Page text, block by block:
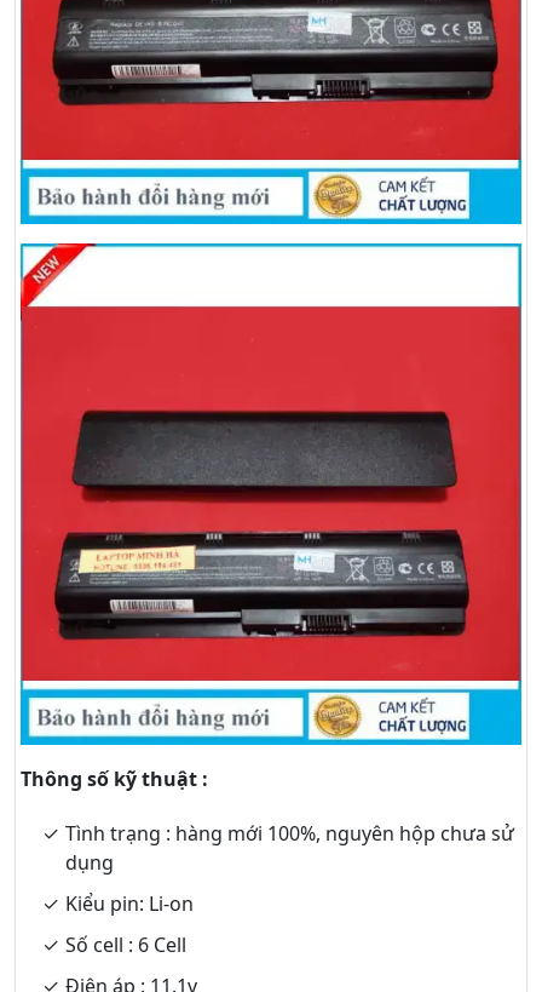
Thông số kỹ thuật :
Tình trạng : hàng mới 100%, nguyên hộp chưa sử
dụng
Kiểu pin: Li-on
Số cell : 6 Cell
Điện áp : 11.1v